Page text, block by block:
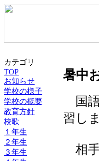
カテゴリ
TOP
お知らせ
学校の様子
学校の概要
教育方針
校歌
１年生
２年生
３年生
暑中
国語
習し
相手